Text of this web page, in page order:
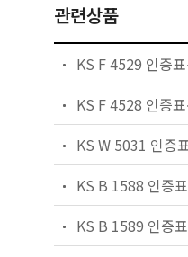
관련상품
KS F 4529 인증
KS F 4528 인증